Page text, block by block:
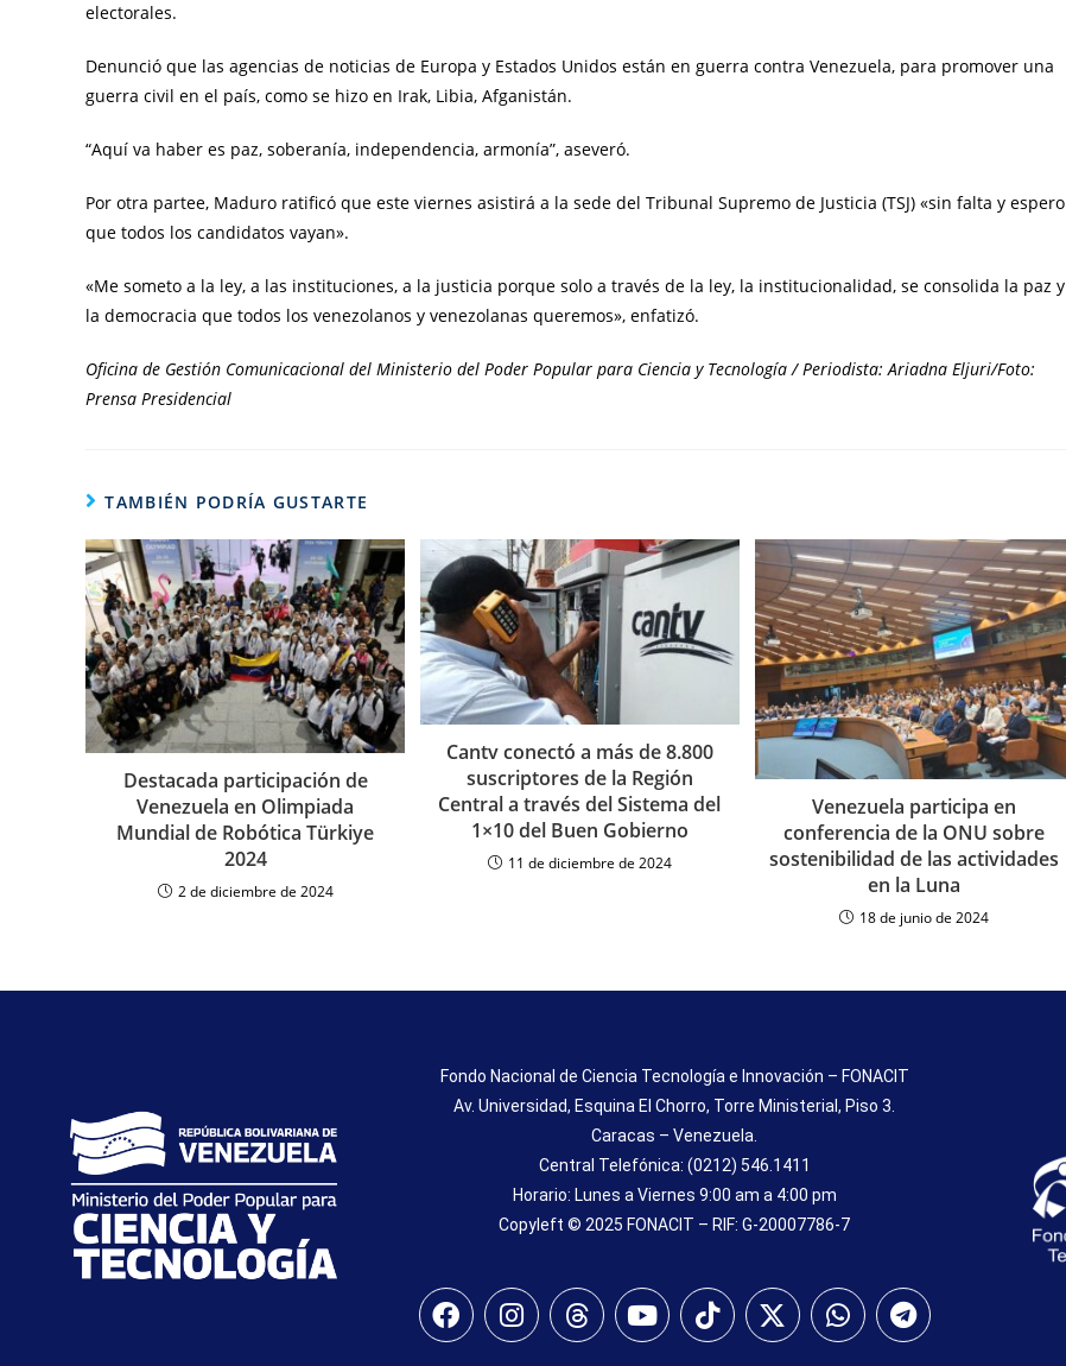
electorales.
Denunció que las agencias de noticias de Europa y Estados Unidos están en guerra contra Venezuela, para promover una
guerra civil en el país, como se hizo en Irak, Libia, Afganistán.
“Aquí va haber es paz, soberanía, independencia, armonía”, aseveró.
Por otra partee, Maduro ratificó que este viernes asistirá a la sede del Tribunal Supremo de Justicia (TSJ) «sin falta y espero
que todos los candidatos vayan».
«Me someto a la ley, a las instituciones, a la justicia porque solo a través de la ley, la institucionalidad, se consolida la paz y
la democracia que todos los venezolanos y venezolanas queremos», enfatizó.
Oficina de Gestión Comunicacional del Ministerio del Poder Popular para Ciencia y Tecnología / Periodista: Ariadna Eljuri/Foto:
Prensa Presidencial
TAMBIÉN PODRÍA GUSTARTE
Destacada participación de
Venezuela en Olimpiada
Mundial de Robótica Türkiye
2024
2 de diciembre de 2024
Cantv conectó a más de 8.800
suscriptores de la Región
Central a través del Sistema del
1×10 del Buen Gobierno
11 de diciembre de 2024
Venezuela participa en
conferencia de la ONU sobre
sostenibilidad de las actividades
en la Luna
18 de junio de 2024
Fondo Nacional de Ciencia Tecnología e Innovación – FONACIT
Av. Universidad, Esquina El Chorro, Torre Ministerial, Piso 3.
Caracas – Venezuela.
Central Telefónica: (0212) 546.1411
Horario: Lunes a Viernes 9:00 am a 4:00 pm
Copyleft © 2025 FONACIT – RIF: G-20007786-7